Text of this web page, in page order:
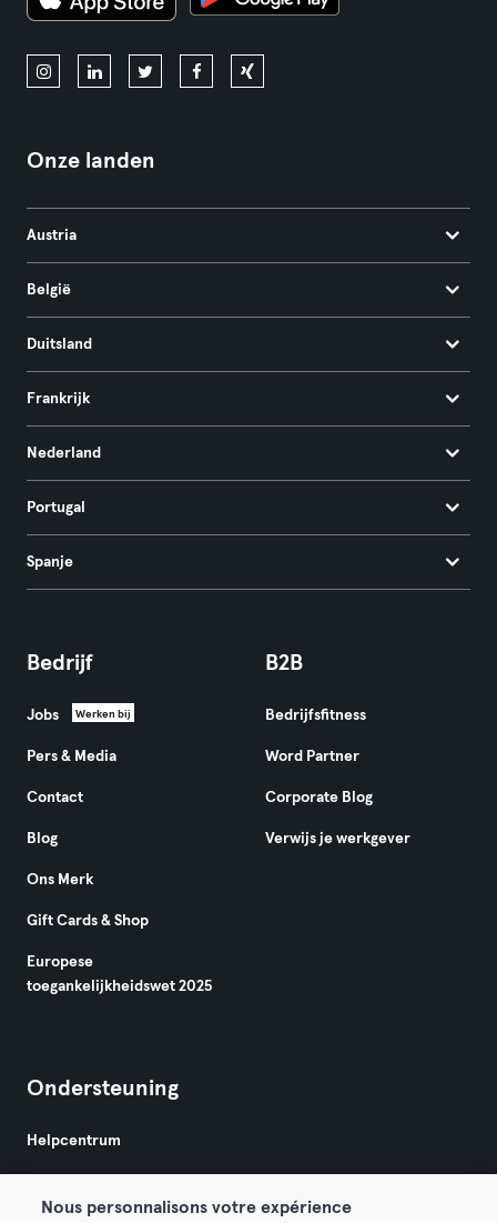
Onze landen
Austria
België
Duitsland
Frankrijk
Nederland
Portugal
Spanje
Bedrijf
Jobs Werken bij
Pers & Media
Contact
Blog
Ons Merk
Gift Cards & Shop
Europese
toegankelijkheidswet 2025
B2B
Bedrijfsfitness
Word Partner
Corporate Blog
Verwijs je werkgever
Ondersteuning
Helpcentrum
Nous personnalisons votre expérience